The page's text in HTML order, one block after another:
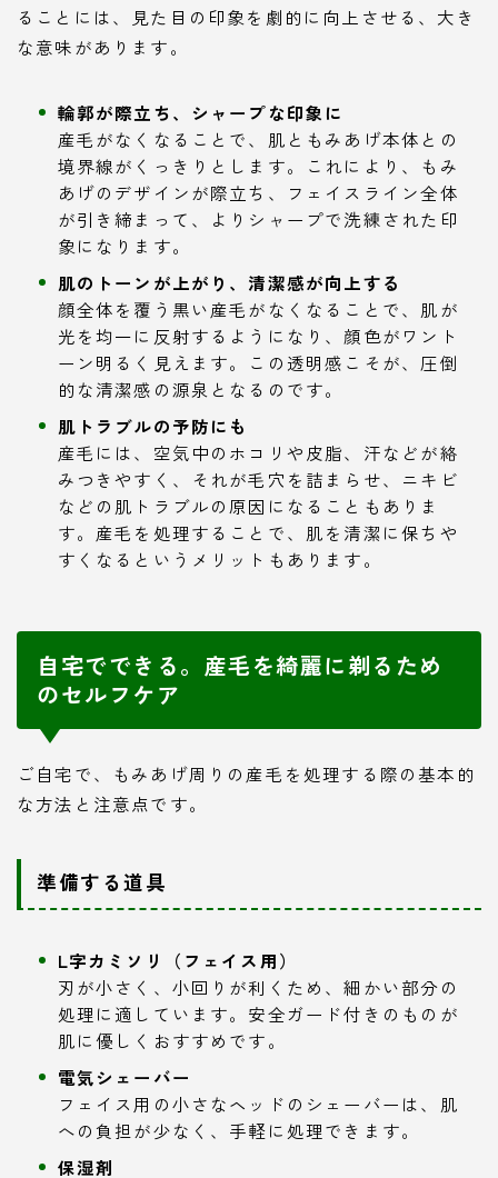
ることには、見た目の印象を劇的に向上させる、大き
な意味があります。
輪郭が際立ち、シャープな印象に
産毛がなくなることで、肌ともみあげ本体との
境界線がくっきりとします。これにより、もみ
あげのデザインが際立ち、フェイスライン全体
が引き締まって、よりシャープで洗練された印
象になります。
肌のトーンが上がり、清潔感が向上する
顔全体を覆う黒い産毛がなくなることで、肌が
光を均一に反射するようになり、顔色がワント
ーン明るく見えます。この透明感こそが、圧倒
的な清潔感の源泉となるのです。
肌トラブルの予防にも
産毛には、空気中のホコリや皮脂、汗などが絡
みつきやすく、それが毛穴を詰まらせ、ニキビ
などの肌トラブルの原因になることもありま
す。産毛を処理することで、肌を清潔に保ちや
すくなるというメリットもあります。
自宅でできる。産毛を綺麗に剃るため
のセルフケア
ご自宅で、もみあげ周りの産毛を処理する際の基本的
な方法と注意点です。
準備する道具
L字カミソリ（フェイス用）
刃が小さく、小回りが利くため、細かい部分の
処理に適しています。安全ガード付きのものが
肌に優しくおすすめです。
電気シェーバー
フェイス用の小さなヘッドのシェーバーは、肌
への負担が少なく、手軽に処理できます。
保湿剤